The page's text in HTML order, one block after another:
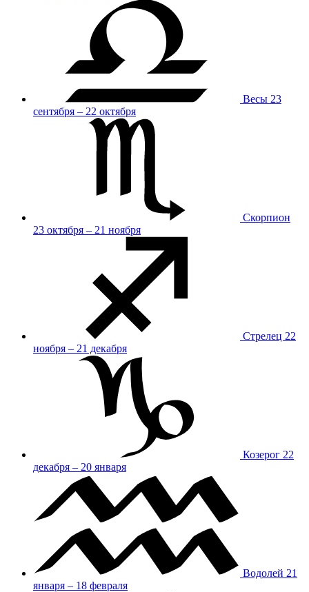
Весы 23
сентября – 22 октября
Скорпион
23 октября – 21 ноября
Стрелец 22
ноября – 21 декабря
Козерог 22
декабря – 20 января
Водолей 21
января – 18 февраля